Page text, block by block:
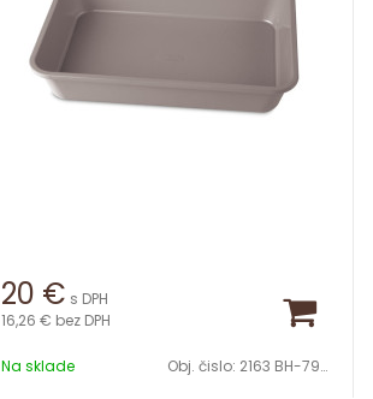
20 € s DPH
16,26 € bez DPH
Na sklade Obj. čislo: 2163 BH-7903